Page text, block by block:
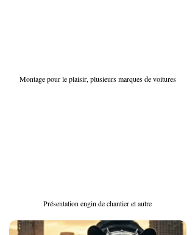
Montage pour le plaisir, plusieurs marques de voitures
Présentation engin de chantier et autre